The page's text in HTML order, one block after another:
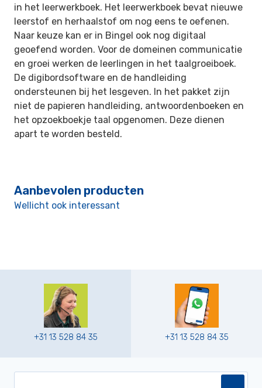
in het leerwerkboek. Het leerwerkboek bevat nieuwe
leerstof en herhaalstof om nog eens te oefenen.
Naar keuze kan er in Bingel ook nog digitaal
geoefend worden. Voor de domeinen communicatie
en groei werken de leerlingen in het taalgroeiboek.
De digibordsoftware en de handleiding
ondersteunen bij het lesgeven. In het pakket zijn
niet de papieren handleiding, antwoordenboeken en
het opzoekboekje taal opgenomen. Deze dienen
apart te worden besteld.
Aanbevolen producten
Wellicht ook interessant
+31 13 528 84 35 +31 13 528 84 35